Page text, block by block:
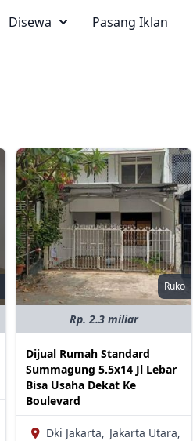
Disewa Pasang Iklan
Ruko
Rp. 2.3 miliar
Dijual Rumah Standard
Summagung 5.5x14 Jl Lebar
Bisa Usaha Dekat Ke
Boulevard
Dki Jakarta, Jakarta Utara,